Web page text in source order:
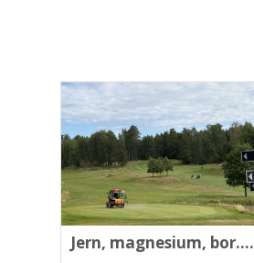
Jern, magnesium, bor....